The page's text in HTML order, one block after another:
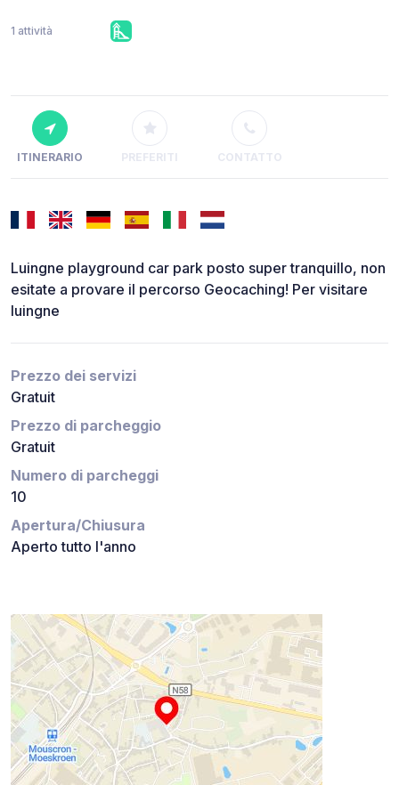
1 attività
ITINERARIO PREFERITI CONTATTO
Luingne playground car park posto super tranquillo, non
esitate a provare il percorso Geocaching! Per visitare
luingne
Prezzo dei servizi
Gratuit
Prezzo di parcheggio
Gratuit
Numero di parcheggi
10
Apertura/Chiusura
Aperto tutto l'anno